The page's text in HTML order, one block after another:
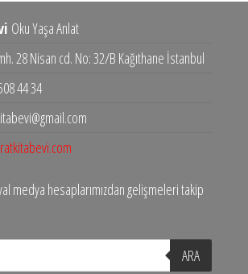
Oku Yaşa Anlat
28 Nisan cd. No: 32/B Kağıthane İstanbul
44 34
medya hesaplarımızdan gelişmeleri takip
ARA